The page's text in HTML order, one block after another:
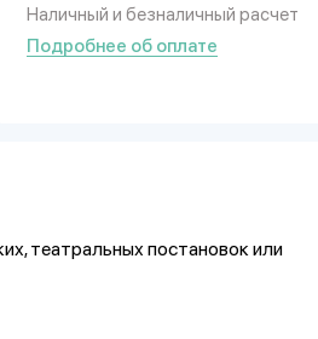
Наличный и безналичный расчет
Подробнее об оплате
театральных постановок или